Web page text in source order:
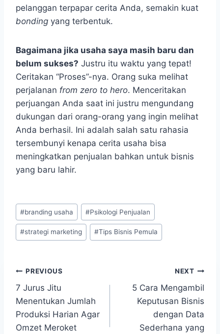
pelanggan terpapar cerita Anda, semakin kuat
bonding yang terbentuk.
Bagaimana jika usaha saya masih baru dan
belum sukses? Justru itu waktu yang tepat!
Ceritakan “Proses”-nya. Orang suka melihat
perjalanan from zero to hero. Menceritakan
perjuangan Anda saat ini justru mengundang
dukungan dari orang-orang yang ingin melihat
Anda berhasil. Ini adalah salah satu rahasia
tersembunyi kenapa cerita usaha bisa
meningkatkan penjualan bahkan untuk bisnis
yang baru lahir.
Post
Tags:
#branding usaha #Psikologi Penjualan
#strategi marketing #Tips Bisnis Pemula
Post
navigation
PREVIOUS
7 Jurus Jitu
Menentukan Jumlah
Produksi Harian Agar
Omzet Meroket
NEXT
5 Cara Mengambil
Keputusan Bisnis
dengan Data
Sederhana yang